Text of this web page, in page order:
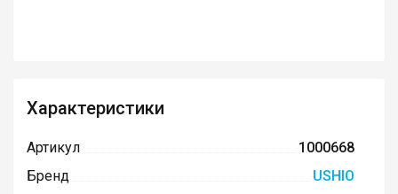
Характеристики
Артикул
1000668
Бренд
USHIO